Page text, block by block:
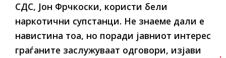
СДС, Јон Фрчкоски, користи бели
наркотични супстанци. Не знаеме дали e
навистина тоа, но поради јавниот интерес
граѓаните заслужуваат одговори, изјави